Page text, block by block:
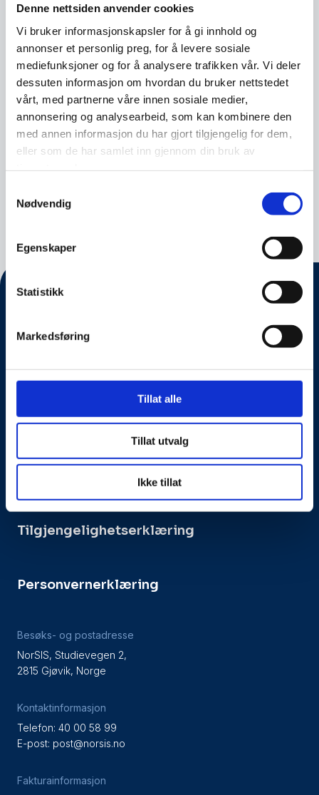
Denne nettsiden anvender cookies
Vi bruker informasjonskapsler for å gi innhold og
annonser et personlig preg, for å levere sosiale
mediefunksjoner og for å analysere trafikken vår. Vi deler
dessuten informasjon om hvordan du bruker nettstedet
vårt, med partnerne våre innen sosiale medier,
annonsering og analysearbeid, som kan kombinere den
med annen informasjon du har gjort tilgjengelig for dem,
eller som de har samlet inn gjennom din bruk av
Nødvendig
Egenskaper
Statistikk
Markedsføring
Tillat alle
Tillat utvalg
Ikke tillat
Oppland Arbeiderblad har fulgt dataangrepet
på Østre Toten kommune tett siden januar
2021. I fjor ble de selv rammet av
løsepengeangrep. –Det er lite annet som kan
true virksomheten mer enn den digitale
trusselen, og som leder må du ta eierskap til
det, mener redaktør Erik Sønstelie. Det er snart
to år siden Østre Toten […]
Nyhet10.10.2022
Kontakt oss
Presseside
Tilgjengelighetserklæring
Personvernerklæring
Besøks- og postadresse
NorSIS, Studievegen 2,
2815 Gjøvik, Norge
Kontaktinformasjon
Telefon: 40 00 58 99
E-post: post@norsis.no
Fakturainformasjon